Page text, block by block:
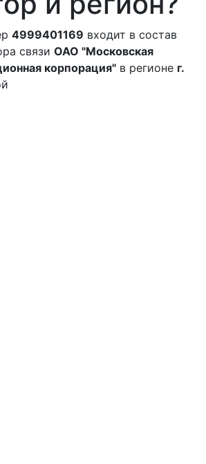
4999401169 входит в состав
связи ОАО "Московская
корпорация" в регионе г.